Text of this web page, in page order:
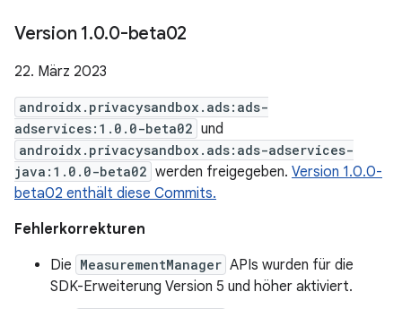
Version 1.0.0-beta02
22. März 2023
androidx.privacysandbox.ads:ads-
adservices:1.0.0-beta02 und
androidx.privacysandbox.ads:ads-adservices-
java:1.0.0-beta02 werden freigegeben. Version 1.0.0-
beta02 enthält diese Commits.
Fehlerkorrekturen
Die MeasurementManager APIs wurden für die
SDK-Erweiterung Version 5 und höher aktiviert.